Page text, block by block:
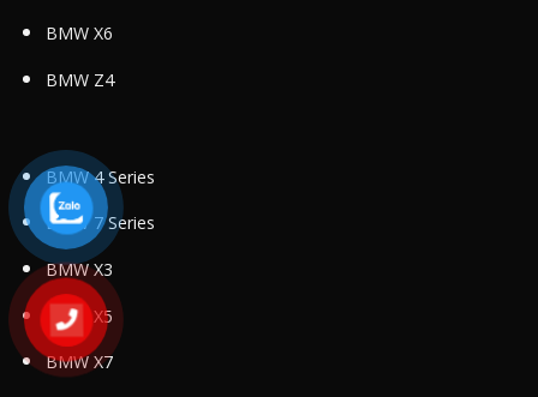
BMW X6
BMW Z4
BMW 4 Series
BMW 7 Series
BMW X3
BMW X5
BMW X7